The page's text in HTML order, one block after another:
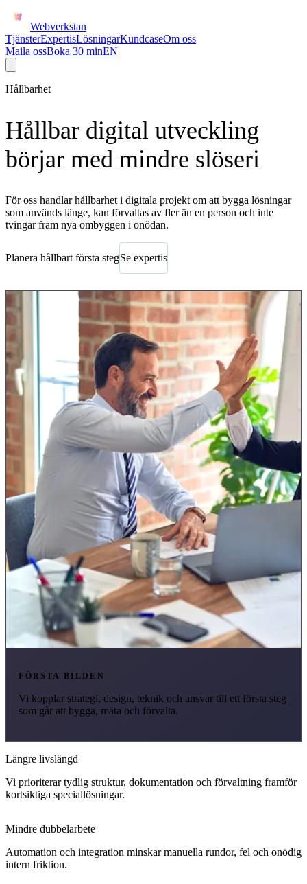
Webverkstan
TjänsterExpertisLösningarKundcaseOm oss
Maila ossBoka 30 minEN
Hållbarhet
Hållbar digital utveckling
börjar med mindre slöseri
För oss handlar hållbarhet i digitala projekt om att bygga lösningar
som används länge, kan förvaltas av fler än en person och inte
tvingar fram nya ombyggen i onödan.
Planera hållbart första stegSe expertis
FÖRSTA BILDEN
Vi kopplar strategi, design, teknik och ansvar till ett första steg
som går att bygga, mäta och förvalta.
Längre livslängd
Vi prioriterar tydlig struktur, dokumentation och förvaltning framför
kortsiktiga speciallösningar.
Mindre dubbelarbete
Automation och integration minskar manuella rundor, fel och onödig
intern friktion.